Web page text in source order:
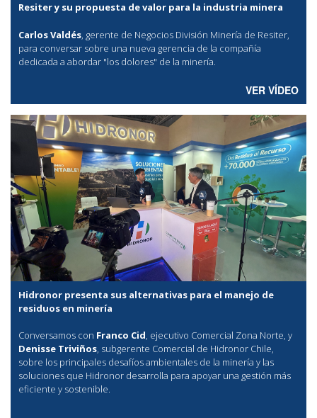
Resiter y su propuesta de valor para la industria minera
Carlos Valdés, gerente de Negocios División Minería de Resiter,
para conversar sobre una nueva gerencia de la compañía
dedicada a abordar "los dolores" de la minería.
VER VÍDEO
Hidronor presenta sus alternativas para el manejo de
residuos en minería
Conversamos con Franco Cid, ejecutivo Comercial Zona Norte, y
Denisse Triviños, subgerente Comercial de Hidronor Chile,
sobre los principales desafíos ambientales de la minería y las
soluciones que Hidronor desarrolla para apoyar una gestión más
eficiente y sostenible.